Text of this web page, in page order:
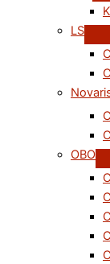
LS
OBO